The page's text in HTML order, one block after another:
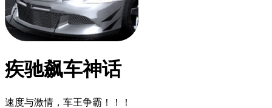
疾驰飙车神话
速度与激情，车王争霸！！！